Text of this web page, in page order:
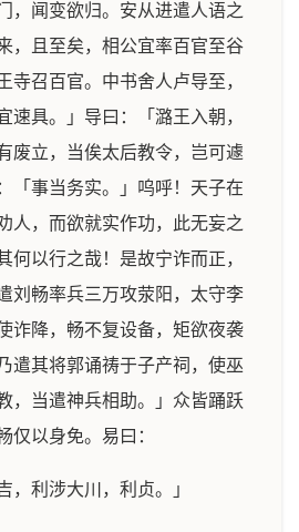
，闻变欲归。安从进遣人语之
，且至矣，相公宜率百官至谷
寺召百官。中书舍人卢导至，
速具。」导曰：「潞王入朝，
废立，当俟太后教令，岂可遽
「事当务实。」呜呼！天子在
人，而欲就实作功，此无妄之
何以行之哉！是故宁诈而正，
刘畅率兵三万攻荥阳，太守李
诈降，畅不复设备，矩欲夜袭
遣其将郭诵祷于子产祠，使巫
，当遣神兵相助。」众皆踊跃
仅以身免。易曰：
，利涉大川，利贞。」